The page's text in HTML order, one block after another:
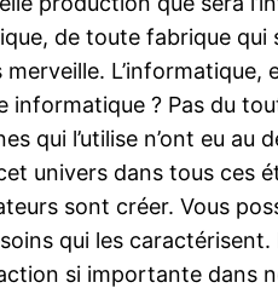
de toute fabrique qui
informatique ? Pas du
qui l’utilise n’ont eu
univers dans tous
sont créer. Vous
qui les
si importante dans